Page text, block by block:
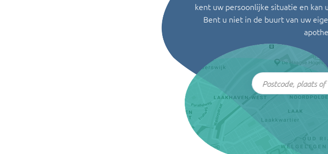
kent uw persoonlijke situatie en
Bent u niet in de buurt van uw